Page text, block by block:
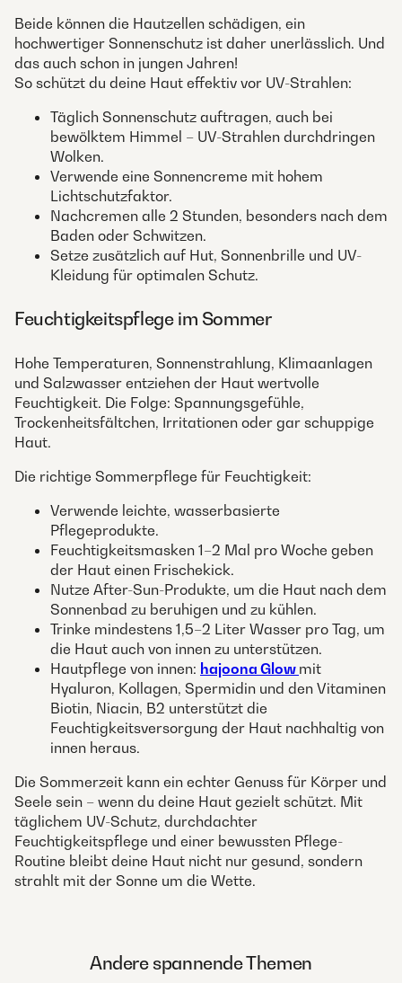
Beide können die Hautzellen schädigen, ein
hochwertiger Sonnenschutz ist daher unerlässlich. Und
das auch schon in jungen Jahren!
So schützt du deine Haut effektiv vor UV-Strahlen:
Täglich Sonnenschutz auftragen, auch bei
bewölktem Himmel – UV-Strahlen durchdringen
Wolken.
Verwende eine Sonnencreme mit hohem
Lichtschutzfaktor.
Nachcremen alle 2 Stunden, besonders nach dem
Baden oder Schwitzen.
Setze zusätzlich auf Hut, Sonnenbrille und UV-
Kleidung für optimalen Schutz.
Feuchtigkeitspflege im Sommer
Hohe Temperaturen, Sonnenstrahlung, Klimaanlagen
und Salzwasser entziehen der Haut wertvolle
Feuchtigkeit. Die Folge: Spannungsgefühle,
Trockenheitsfältchen, Irritationen oder gar schuppige
Haut.
Die richtige Sommerpflege für Feuchtigkeit:
Verwende leichte, wasserbasierte
Pflegeprodukte.
Feuchtigkeitsmasken 1–2 Mal pro Woche geben
der Haut einen Frischekick.
Nutze After-Sun-Produkte, um die Haut nach dem
Sonnenbad zu beruhigen und zu kühlen.
Trinke mindestens 1,5–2 Liter Wasser pro Tag, um
die Haut auch von innen zu unterstützen.
Hautpflege von innen: hajoona Glow mit
Hyaluron, Kollagen, Spermidin und den Vitaminen
Biotin, Niacin, B2 unterstützt die
Feuchtigkeitsversorgung der Haut nachhaltig von
innen heraus.
Die Sommerzeit kann ein echter Genuss für Körper und
Seele sein – wenn du deine Haut gezielt schützt. Mit
täglichem UV-Schutz, durchdachter
Feuchtigkeitspflege und einer bewussten Pflege-
Routine bleibt deine Haut nicht nur gesund, sondern
strahlt mit der Sonne um die Wette.
Andere spannende Themen